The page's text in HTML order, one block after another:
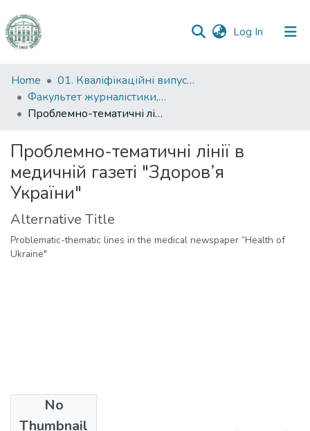
Log In (current)
Communities
&
Collections
Statistics
Home
01. Кваліфікаційні випускні роботи здобувачів вищої освіти
Факультет журналістики, реклами та видавничої справи
Проблемно-тематичні лінії в медичній газеті "Здоров’я України"
Проблемно-тематичні лінії в
медичній газеті "Здоров’я
України"
Alternative Title
Problematic-thematic lines in the medical newspaper “Health of
Ukraine"
No
Thumbnail